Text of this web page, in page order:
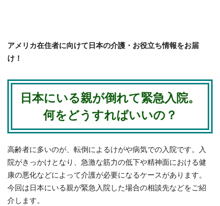
アメリカ在住者に向けて日本の介護・お役立ち情報をお届
け！
日本にいる親が倒れて緊急入院。
何をどうすればいいの？
高齢者に多いのが、転倒によるけがや病気での入院です。入
院がきっかけとなり、急激な筋力の低下や精神面における健
康の悪化などによって介護が必要になるケースがあります。
今回は日本にいる親が緊急入院した場合の相談先などをご紹
介します。